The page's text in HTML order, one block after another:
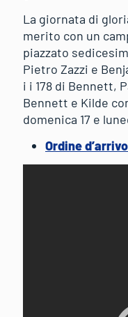
La giornata di
merito con un
piazzato
Pietro Zazzi e
i i 178 di Bennett,
Bennett e Kilde
domenica 17 e
Ordine